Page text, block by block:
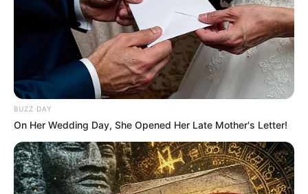
BUZZ DAY
On Her Wedding Day, She Opened Her Late Mother's Letter!